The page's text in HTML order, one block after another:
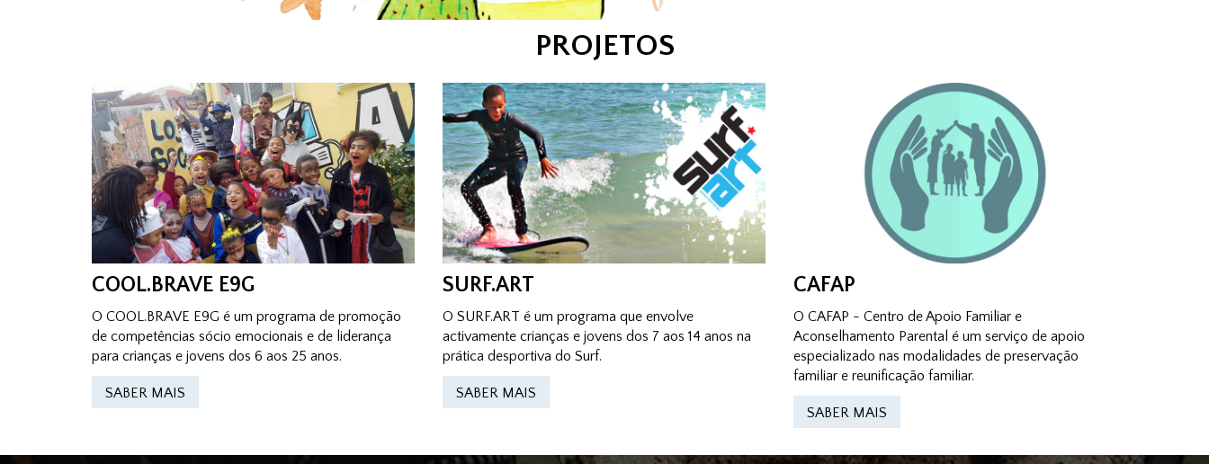
PROJETOS
COOL.BRAVE E9G
O COOL.BRAVE E9G é um programa de promoção
de competências sócio emocionais e de liderança
para crianças e jovens dos 6 aos 25 anos.
SABER MAIS
SURF.ART
O SURF.ART é um programa que envolve
activamente crianças e jovens dos 7 aos 14 anos na
prática desportiva do Surf.
SABER MAIS
CAFAP
O CAFAP - Centro de Apoio Familiar e
Aconselhamento Parental é um serviço de apoio
especializado nas modalidades de preservação
familiar e reunificação familiar.
SABER MAIS